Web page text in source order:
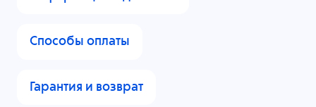
Способы оплаты
Гарантия и возврат